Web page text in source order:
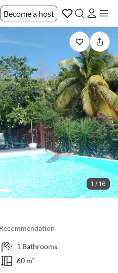
Become a host
1 / 16
1 Bathrooms
60 m²